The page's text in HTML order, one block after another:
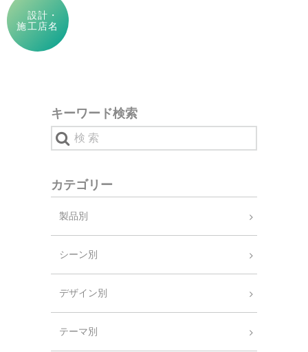
設計・
施工店名
キーワード検索
カテゴリー
製品別
シーン別
デザイン別
テーマ別